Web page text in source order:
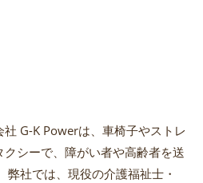
G-K Powerは、車椅子やストレ
シーで、障がい者や高齢者を送
社では、現役の介護福祉士・